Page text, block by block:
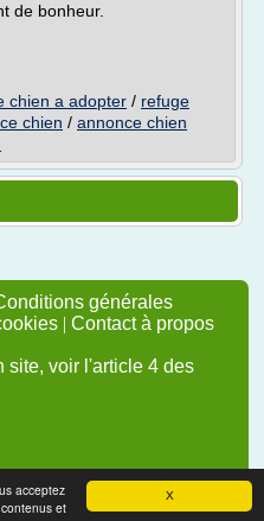
X
acceptez
et
de bonheur.
chien a adopter / refuge
chien / annonce chien
générales
| Contact à propos
site, voir l'article 4 des